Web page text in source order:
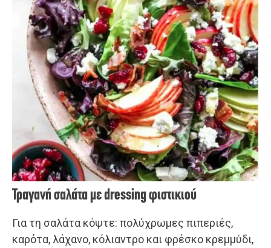
Τραγανή σαλάτα με dressing φιστικιού
Για τη σαλάτα κόψτε: πολύχρωμες πιπεριές,
καρότα, λάχανο, κόλιαντρο και φρέσκο κρεμμύδι,